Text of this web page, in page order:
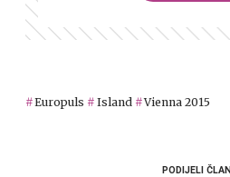
Europuls Island Vienna 2015
PODIJELI